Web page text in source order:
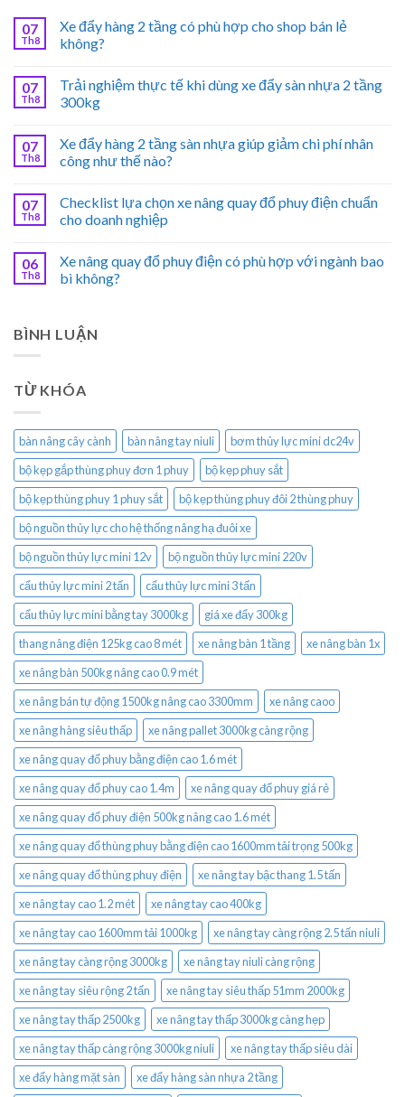
07
Th8
Xe đẩy hàng 2 tầng có phù hợp cho shop bán lẻ
không?
07
Th8
Trải nghiệm thực tế khi dùng xe đẩy sàn nhựa 2 tầng
300kg
07
Th8
Xe đẩy hàng 2 tầng sàn nhựa giúp giảm chi phí nhân
công như thế nào?
07
Th8
Checklist lựa chọn xe nâng quay đổ phuy điện chuẩn
cho doanh nghiệp
06
Th8
Xe nâng quay đổ phuy điện có phù hợp với ngành bao
bì không?
BÌNH LUẬN
TỪ KHÓA
bàn nâng cây cành bàn nâng tay niuli
bơm thủy lực mini dc24v
bộ kẹp gắp thùng phuy đơn 1 phuy
bộ kẹp phuy sắt
bộ kẹp thùng phuy 1 phuy sắt
bộ kẹp thùng phuy đôi 2 thùng phuy
bộ nguồn thủy lực cho hệ thống nâng hạ đuôi xe
bộ nguồn thủy lực mini 12v
bộ nguồn thủy lực mini 220v
cẩu thủy lực mini 2 tấn
cẩu thủy lực mini 3 tấn
cẩu thủy lực mini bằng tay 3000kg
giá xe đẩy 300kg
thang nâng điện 125kg cao 8 mét
xe nâng bàn 1 tầng
xe nâng bàn 1x
xe nâng bàn 500kg nâng cao 0.9 mét
xe nâng bán tự động 1500kg nâng cao 3300mm
xe nâng caoo
xe nâng hàng siêu thấp
xe nâng pallet 3000kg càng rộng
xe nâng quay đổ phuy bằng điện cao 1.6 mét
xe nâng quay đổ phuy cao 1.4m
xe nâng quay đổ phuy giá rẻ
xe nâng quay đổ phuy điện 500kg nâng cao 1.6 mét
xe nâng quay đổ thùng phuy bằng điện cao 1600mm tải trọng 500kg
xe nâng quay đổ thùng phuy điện
xe nâng tay bậc thang 1.5 tấn
xe nâng tay cao 1.2 mét
xe nâng tay cao 400kg
xe nâng tay cao 1600mm tải 1000kg
xe nâng tay càng rộng 2.5 tấn niuli
xe nâng tay càng rộng 3000kg
xe nâng tay niuli càng rộng
xe nâng tay siêu rộng 2 tấn
xe nâng tay siêu thấp 51mm 2000kg
xe nâng tay thấp 2500kg
xe nâng tay thấp 3000kg càng hẹp
xe nâng tay thấp càng rộng 3000kg niuli
xe nâng tay thấp siêu dài
xe đẩy hàng mặt sàn
xe đẩy hàng sàn nhựa 2 tầng